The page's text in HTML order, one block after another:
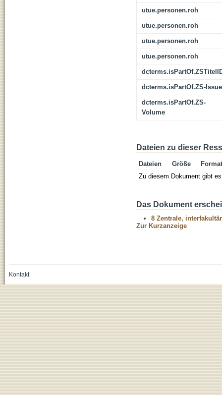
utue.personen.roh
utue.personen.roh
utue.personen.roh
utue.personen.roh
dcterms.isPartOf.ZS-Issue
dcterms.isPartOf.ZS-
Volume
Dateien zu dieser
Dateien Größe
Format
Zu diesem Dokument gibt
Das Dokument
8 Zentrale,
Zur Kurzanzeige
Kontakt